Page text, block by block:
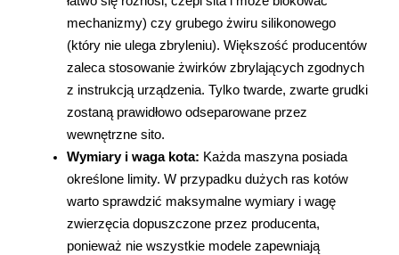
Ustawienia
AKCEPTUJĘ WSZYSTKIE
mechanizmy) czy grubego żwiru silikonowego
(który nie ulega zbryleniu). Większość producentów
zaleca stosowanie żwirków zbrylających zgodnych
z instrukcją urządzenia. Tylko twarde, zwarte grudki
zostaną prawidłowo odseparowane przez
wewnętrzne sito.
Wymiary i waga kota: Każda maszyna posiada
określone limity. W przypadku dużych ras kotów
warto sprawdzić maksymalne wymiary i wagę
zwierzęcia dopuszczone przez producenta,
ponieważ nie wszystkie modele zapewniają